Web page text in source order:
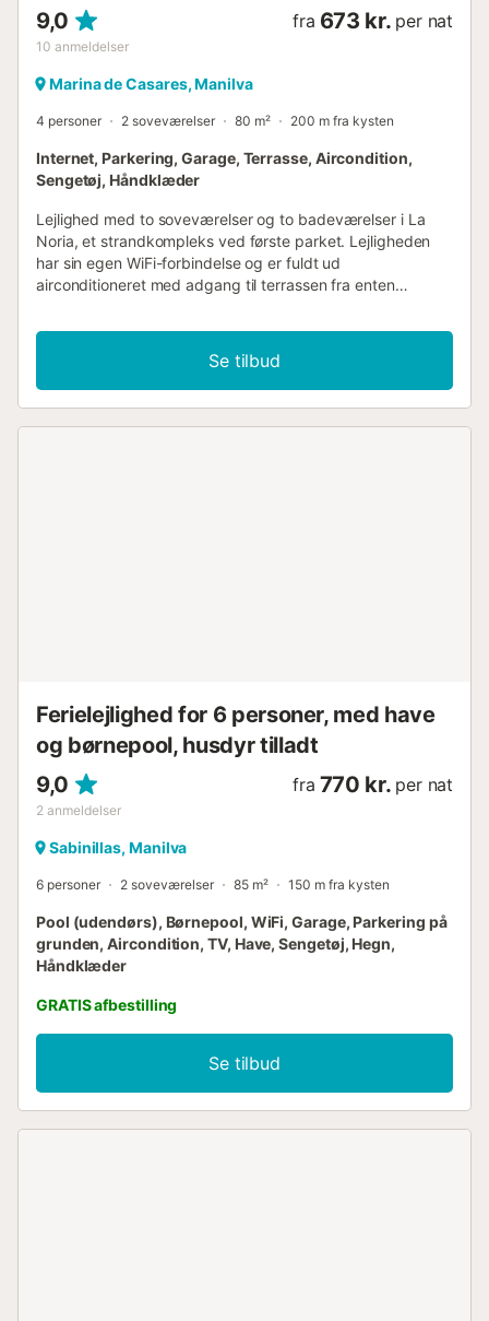
9,0
10 anmeldelser
fra 673 kr. per nat
Marina de Casares, Manilva
4 personer 2 soveværelser 80 m² 200 m fra kysten
Internet, Parkering, Garage, Terrasse, Aircondition,
Sengetøj, Håndklæder
Lejlighed med to soveværelser og to badeværelser i La
Noria, et strandkompleks ved første parket. Lejligheden
har sin egen WiFi-forbindelse og er fuldt ud
airconditioneret med adgang til terrassen fra enten
mod havet og har en imponerende udsigt over havet og
Estepona-kysten. La Noria 3 ligger i Sabinillas tæt på barer
og restauranter og kun en kort gåtur langs promenaden til
Puerto de la Duquesa. Komplekset har en fælles
Se tilbud
Ferielejlighed for 6 personer, med have
og børnepool, husdyr tilladt
9,0
2 anmeldelser
fra 770 kr. per nat
Sabinillas, Manilva
6 personer 2 soveværelser 85 m² 150 m fra kysten
Pool (udendørs), Børnepool, WiFi, Garage, Parkering på
grunden, Aircondition, TV, Have, Sengetøj, Hegn,
Håndklæder
GRATIS afbestilling
Se tilbud